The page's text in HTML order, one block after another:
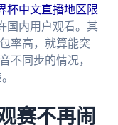
杯中文直播地区限
国内用户观看。其
率高，就算能突
不同步的情况，
赛不再闹